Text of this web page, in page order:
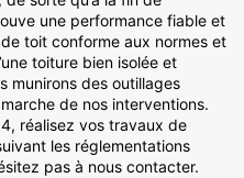
une performance fiable et
toit conforme aux normes et
toiture bien isolée et
munirons des outillages
de nos interventions.
réalisez vos travaux de
les réglementations
pas à nous contacter.